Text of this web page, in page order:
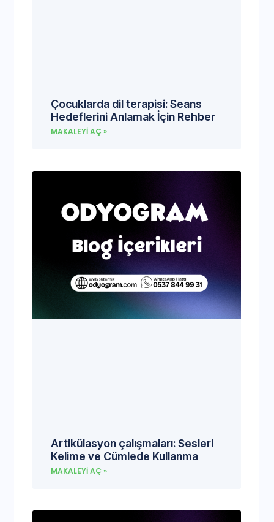
Çocuklarda dil terapisi: Seans
Hedeflerini Anlamak İçin Rehber
MAKALEYI AÇ »
Artikülasyon çalışmaları: Sesleri
Kelime ve Cümlede Kullanma
MAKALEYI AÇ »